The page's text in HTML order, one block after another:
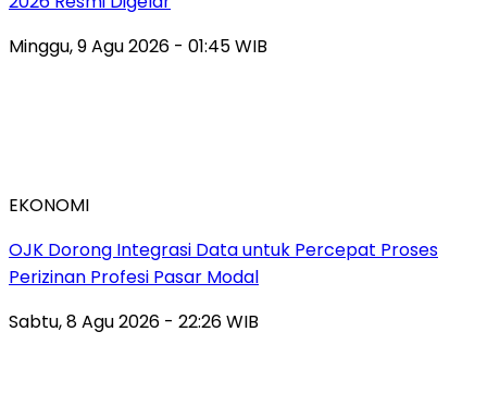
Minggu, 9 Agu 2026 - 01:45 WIB
EKONOMI
OJK Dorong Integrasi Data untuk Percepat Proses
Perizinan Profesi Pasar Modal
Sabtu, 8 Agu 2026 - 22:26 WIB